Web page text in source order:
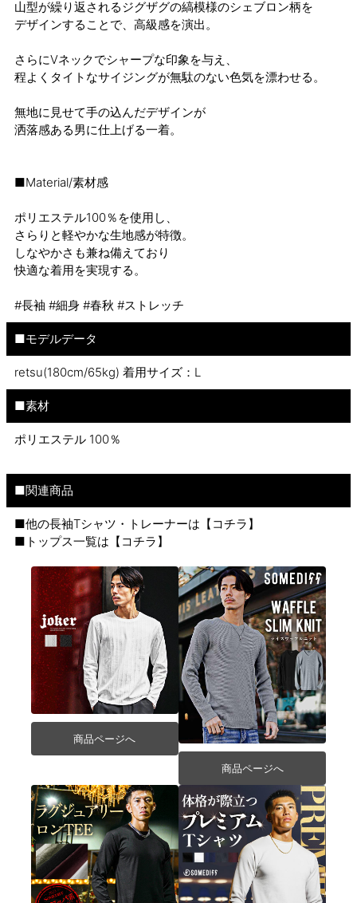
山型が繰り返されるジグザグの縞模様のシェブロン柄を
デザインすることで、高級感を演出。
さらにVネックでシャープな印象を与え、
程よくタイトなサイジングが無駄のない色気を漂わせる。
無地に見せて手の込んだデザインが
洒落感ある男に仕上げる一着。
■Material/素材感
ポリエステル100％を使用し、
さらりと軽やかな生地感が特徴。
しなやかさも兼ね備えており
快適な着用を実現する。
#長袖 #細身 #春秋 #ストレッチ
■モデルデータ
retsu(180cm/65kg) 着用サイズ：L
■素材
ポリエステル 100％
■関連商品
■他の長袖Tシャツ・トレーナーは【 コチラ 】
■トップス一覧は【 コチラ 】
商品ページへ
商品ページへ